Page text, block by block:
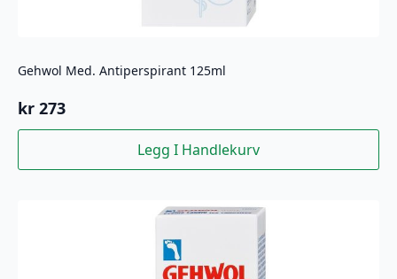
Gehwol Med. Antiperspirant 125ml
kr 273
Legg I Handlekurv